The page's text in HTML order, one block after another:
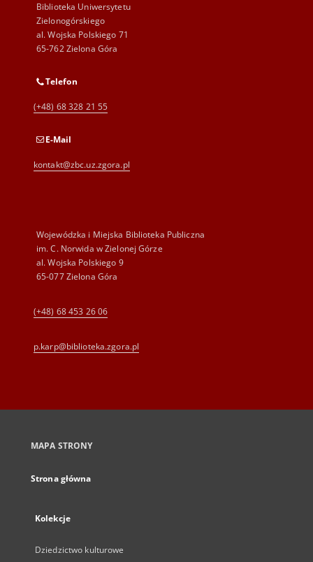
Biblioteka Uniwersytetu
Zielonogórskiego
al. Wojska Polskiego 71
65-762 Zielona Góra
Telefon
(+48) 68 328 21 55
E-Mail
kontakt@zbc.uz.zgora.pl
Wojewódzka i Miejska Biblioteka Publiczna
im. C. Norwida w Zielonej Górze
al. Wojska Polskiego 9
65-077 Zielona Góra
(+48) 68 453 26 06
p.karp@biblioteka.zgora.pl
MAPA STRONY
Strona główna
Kolekcje
Dziedzictwo kulturowe